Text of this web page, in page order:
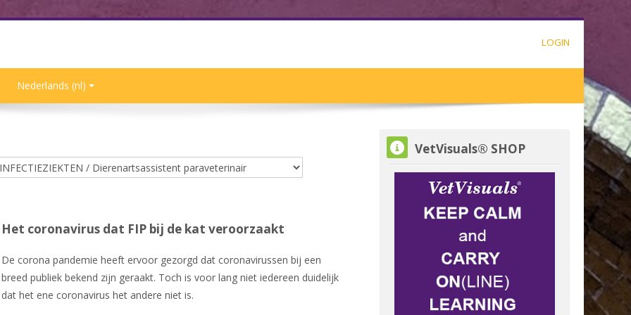
LOGIN
Nederlands ‎(nl)‎
Het coronavirus dat FIP bij de kat veroorzaakt
De corona pandemie heeft ervoor gezorgd dat coronavirussen bij een
breed publiek bekend zijn geraakt. Toch is voor lang niet iedereen duidelijk
dat het ene coronavirus het andere niet is.
VetVisuals® SHOP overslaan
VetVisuals® SHOP